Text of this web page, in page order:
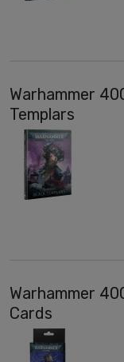
Warhammer
Templars
Warhammer
Cards